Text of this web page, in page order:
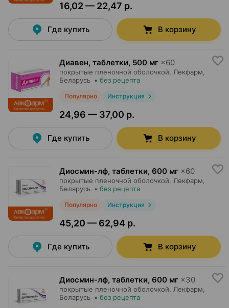
16,02 — 22,47 р.
Где купить В корзину
Диавен, таблетки, 500 мг ×60
покрытые пленочной оболочкой, Лекфарм
Беларусь • без рецепта
Популярно Инструкция
24,96 — 37,00 р.
Где купить В корзину
Диосмин-лф, таблетки, 600 мг ×60
покрытые пленочной оболочкой, Лекфарм
Беларусь • без рецепта
Популярно Инструкция
45,20 — 62,94 р.
Где купить В корзину
Диосмин-лф, таблетки, 600 мг ×30
покрытые пленочной оболочкой, Лекфарм
Беларусь • без рецепта